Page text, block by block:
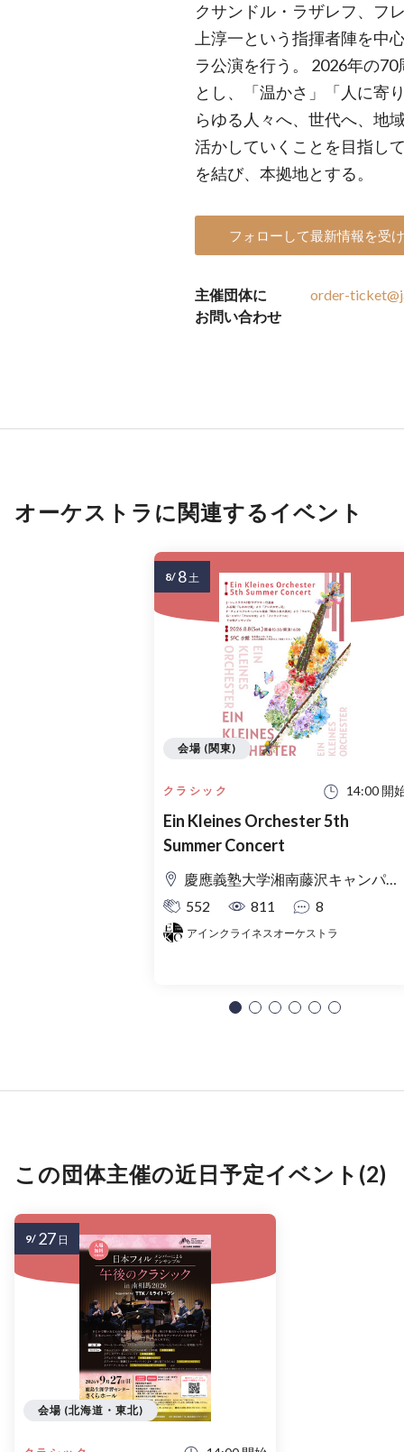
クサンドル・ラザレフ、フ
上淳一という指揮者陣を中
ラ公演を行う。 2026年の
とし、「温かさ」「人に寄
らゆる人々へ、世代へ、地
活かしていくことを目指し
を結び、本拠地とする。
フォローして最新情報を受
主催団体に
お問い合わせ
order-
オーケストラに関連するイベント
クラシック 14:00 開
Ein Kleines Orchester 5th
Summer Concert
慶應義塾大学湘南藤沢キャンパス Θ館
552
811 8
アインクライネスオーケストラ
会場 (関東)
8/ 8土
この団体主催の近日予定イベント(2)
会場 (北海道・東北)
9/ 27 日